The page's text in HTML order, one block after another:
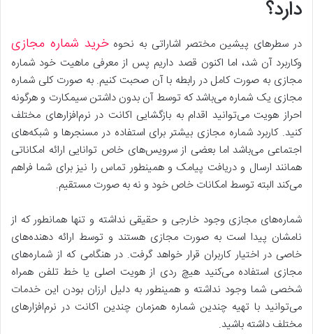
دارد؟
در سطر‌های پیشین مختصر اشاراتی به نحوهخرید شماره مجازی
وکاربرد آن شد، اما اکنون قصد داریم پس از معرفی ماهیت خود شماره
مجازی به صورت کامل در رابطه با آن صحبت کنیم. به صورت کلی شماره‌
مجازی یک شماره می‌باشد که توسط آن بدون داشتن سیمکارت و هرگونه
احراز هویت می‌توانید اقدام به بازگشایی اکانت در نرم‌افزار‌های مختلف
کنید. کاربرد شماره مجازی بیشتر برای استفاده در مسنجر‌ها و شبکه‌های
اجتماعی می‌باشد اما بعضی از سرویس‌های خاص توانایی ارائه امکاناتی
همانند ارسال و دریافت پیامک و همینطور تماس را نیز برای شما فراهم
می‌کند البته توسط امکانات خاص خود و نه به صورت مستقیم.
شماره‌های مجازی وجود خارجی و حقیقی نداشته و تنها همانطور که از
نامشان پیدا است به صورت مجازی هستند و توسط ارائه دهنده‌های
خاصی در اختیار کاربران قرار خواهد گرفت. در هنگامی که از شماره‌های
مجازی استفاده می‌کنید هیچ ردی از هویت اصلی یا خط تلفن همراه
شخصی شما وجود نداشته و همینطور به دلیل ارزان بودن این خدمات
می‌توانید با تهیه چندین شماره همزمان چندین اکانت در نرم‌افزار‌های
مختلف داشته باشید.